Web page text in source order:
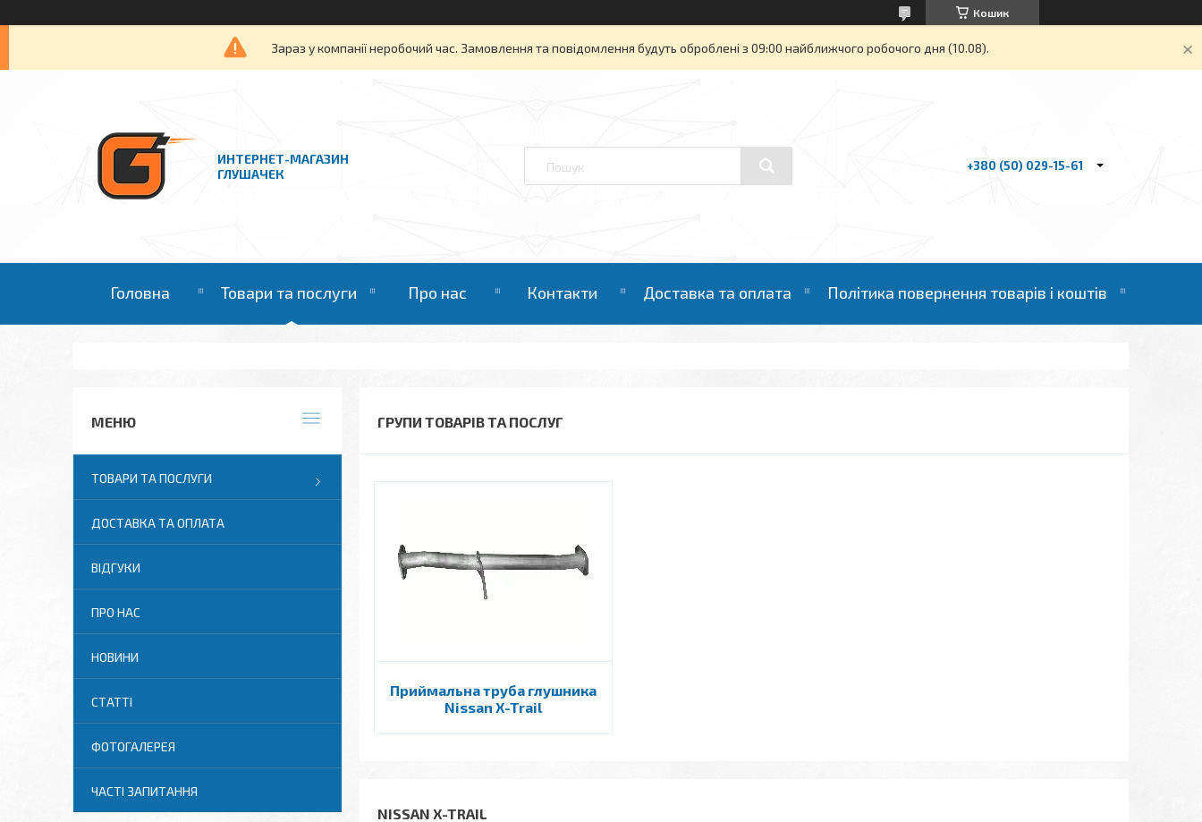
Кошик
Зараз у компанії неробочий час. Замовлення та повідомлення будуть оброблені з 09:00 найближчого робочого дня (10.08).
ИНТЕРНЕТ-МАГАЗИН
ГЛУШАЧЕК
+380 (50) 029-15-61
Головна Товари та послуги Про нас Контакти Доставка та оплата Політика повернення товарів і коштів
ГРУПИ ТОВАРІВ ТА ПОСЛУГ
Приймальна труба глушника
Nissan X-Trail
NISSAN X-TRAIL
ТОВАРИ ТА ПОСЛУГИ
ДОСТАВКА ТА ОПЛАТА
ВІДГУКИ
ПРО НАС
НОВИНИ
СТАТТІ
ФОТОГАЛЕРЕЯ
ЧАСТІ ЗАПИТАННЯ